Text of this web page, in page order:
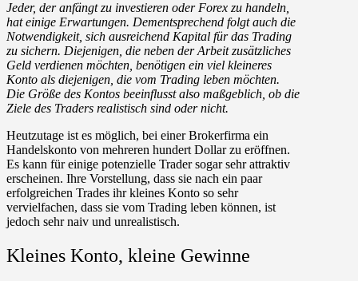
Jeder, der anfängt zu investieren oder Forex zu handeln,
hat einige Erwartungen. Dementsprechend folgt auch die
Notwendigkeit, sich ausreichend Kapital für das Trading
zu sichern. Diejenigen, die neben der Arbeit zusätzliches
Geld verdienen möchten, benötigen ein viel kleineres
Konto als diejenigen, die vom Trading leben möchten.
Die Größe des Kontos beeinflusst also maßgeblich, ob die
Ziele des Traders realistisch sind oder nicht.
Heutzutage ist es möglich, bei einer Brokerfirma ein
Handelskonto von mehreren hundert Dollar zu eröffnen.
Es kann für einige potenzielle Trader sogar sehr attraktiv
erscheinen. Ihre Vorstellung, dass sie nach ein paar
erfolgreichen Trades ihr kleines Konto so sehr
vervielfachen, dass sie vom Trading leben können, ist
jedoch sehr naiv und unrealistisch.
Kleines Konto, kleine Gewinne